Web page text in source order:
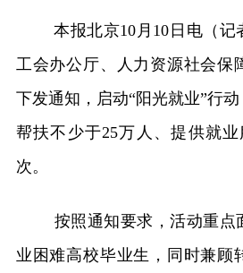
本报北京10月10日电（记
工会办公厅、人力资源社会保
下发通知，启动“阳光就业”行
帮扶不少于25万人、提供就业
次。
按照通知要求，活动重点
业困难高校毕业生，同时兼顾